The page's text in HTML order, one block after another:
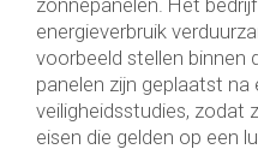
energieverbruik
voorbeeld stellen binnen
panelen zijn geplaatst
veiligheidsstudies, zodat
eisen die gelden op een